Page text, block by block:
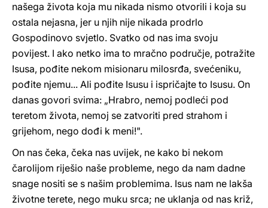
našega života koja mu nikada nismo otvorili i koja su
ostala nejasna, jer u njih nije nikada prodrlo
Gospodinovo svjetlo. Svatko od nas ima svoju
povijest. I ako netko ima to mračno područje, potražite
Isusa, pođite nekom misionaru milosrđa, svećeniku,
pođite njemu... Ali pođite Isusu i ispričajte to Isusu. On
danas govori svima: „Hrabro, nemoj podleći pod
teretom života, nemoj se zatvoriti pred strahom i
grijehom, nego dođi k meni!".
On nas čeka, čeka nas uvijek, ne kako bi nekom
čarolijom riješio naše probleme, nego da nam dadne
snage nositi se s našim problemima. Isus nam ne lakša
životne terete, nego muku srca; ne uklanja od nas križ,